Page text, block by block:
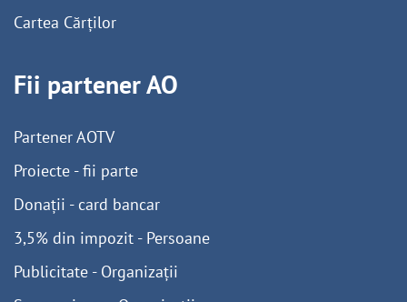
Cartea Cărților
Fii partener AO
Partener AOTV
Proiecte - fii parte
Donații - card bancar
3,5% din impozit - Persoane
Publicitate - Organizații